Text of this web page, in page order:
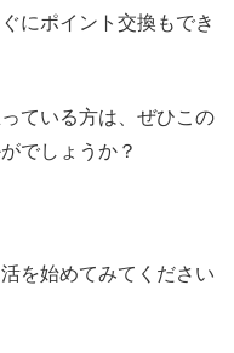
にポイント交換もでき
ている方は、ぜひこの
でしょうか？
を始めてみてください